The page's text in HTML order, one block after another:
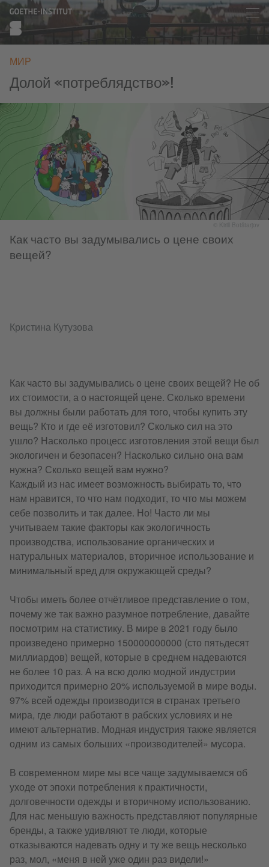
МИР
Долой «потреблядство»!
© Kirill Botštarjov
Как часто вы задумывались о цене своих
вещей?
Кристина Кутузова
Как часто вы задумывались о цене своих вещей? Не об
их стоимости, а о настоящей цене. Сколько времени
вы должны были работать для того, чтобы купить эту
вещь? Кто и где её изготовил? Сколько сил на это
ушло? Насколько процесс изготовления этой вещи был
экологичен и безопасен? Насколько сильно она вам
нужна? Сколько вещей вам нужно?
Каждый из нас имеет возможность выбирать то, что
нам нравится, то что нам подходит, то что мы можем
себе позволить и так далее. Но! Часто ли мы
учитываем такие факторы как экологичность
производства, использование органических и
натуральных материалов, вторичное использование и
минимальный вред для окружающей среды?
Чтобы иметь более отчётливое представление о том,
почему же так важно разумное потребление, давайте
посмотрим на статистику. В мире в 2021 году было
произведено примерно 150000000000 (сто пятьдесят
миллиардов) вещей, которые в среднем надеваются
не более 10 раз. А на всю долю модной индустрии
приходится примерно 20% используемой в мире воды.
97% всей одежды производится в странах третьего
мира, где люди работают в рабских условиях и не
имеют альтернатив. Модная индустрия также является
одним из самых больших «производителей» мусора.
В современном мире мы все чаще задумываемся об
уходе от эпохи потребления к практичности,
долговечности одежды и вторичному использованию.
Для нас меньшую важность представляют популярные
бренды, а также удивляют те люди, которые
отказываются надевать одну и ту же вещь несколько
раз, мол, «меня в ней уже один раз видели!»